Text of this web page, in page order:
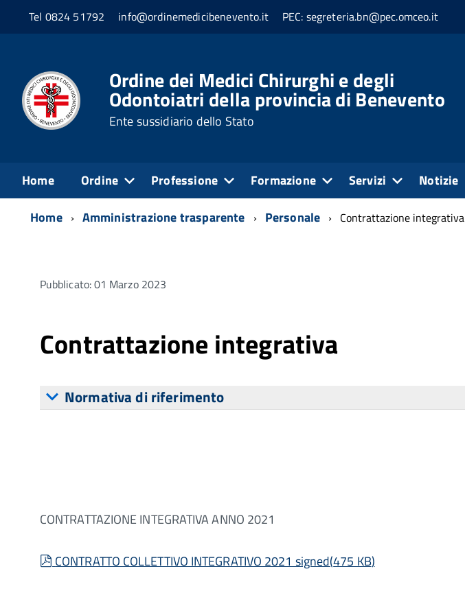
Tel 0824 51792 info@ordinemedicibenevento.it PEC: segreteria.bn@pec.omceo.it
Ordine dei Medici Chirurghi e degli
Odontoiatri della provincia di Benevento
Ente sussidiario dello Stato
Home Ordine Professione Formazione Servizi Notizie
Home Amministrazione trasparente Personale Contrattazione integrativa
Pubblicato: 01 Marzo 2023
Contrattazione integrativa
Normativa di riferimento
CONTRATTAZIONE INTEGRATIVA ANNO 2021
pdf
CONTRATTO COLLETTIVO INTEGRATIVO 2021 signed(475 KB)